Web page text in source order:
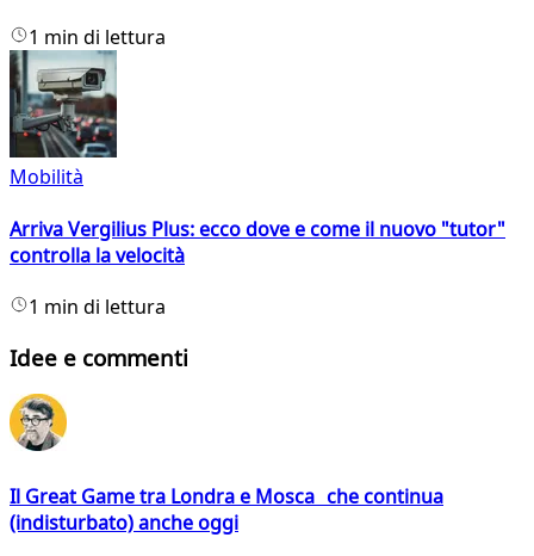
1 min di lettura
Mobilità
Arriva Vergilius Plus: ecco dove e come il nuovo "tutor"
controlla la velocità
1 min di lettura
Idee e commenti
Il Great Game tra Londra e Mosca che continua
(indisturbato) anche oggi